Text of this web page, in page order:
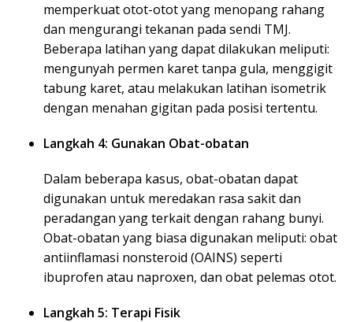
memperkuat otot-otot yang menopang rahang
dan mengurangi tekanan pada sendi TMJ.
Beberapa latihan yang dapat dilakukan meliputi:
mengunyah permen karet tanpa gula, menggigit
tabung karet, atau melakukan latihan isometrik
dengan menahan gigitan pada posisi tertentu.
Langkah 4: Gunakan Obat-obatan
Dalam beberapa kasus, obat-obatan dapat
digunakan untuk meredakan rasa sakit dan
peradangan yang terkait dengan rahang bunyi.
Obat-obatan yang biasa digunakan meliputi: obat
antiinflamasi nonsteroid (OAINS) seperti
ibuprofen atau naproxen, dan obat pelemas otot.
Langkah 5: Terapi Fisik